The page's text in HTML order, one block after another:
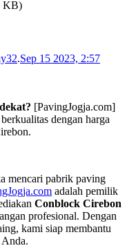
KB)
.Sep 15 2023, 2:57
[PavingJogja.com]
dengan harga
mencari pabrik paving
adalah pemilik
Conblock Cirebon
profesional. Dengan
kami siap membantu